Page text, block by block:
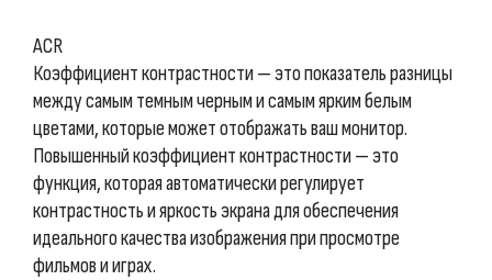
ACR
Коэффициент контрастности — это показатель разницы
между самым темным черным и самым ярким белым
цветами, которые может отображать ваш монитор.
Повышенный коэффициент контрастности — это
функция, которая автоматически регулирует
контрастность и яркость экрана для обеспечения
идеального качества изображения при просмотре
фильмов и играх.